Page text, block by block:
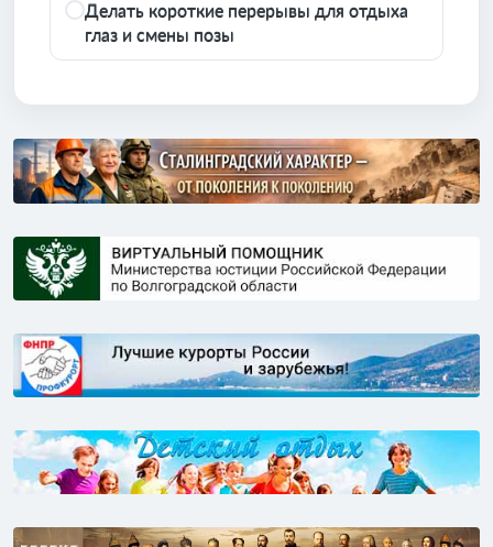
Делать короткие перерывы для отдыха
глаз и смены позы